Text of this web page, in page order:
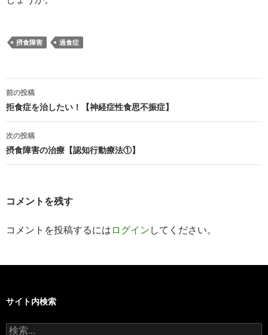
摂食障害 過食症
投
稿
ナ
ビ
ゲ
ョ
前の投稿
拒食症を治したい！【神経症性食思不振症】
次の投稿
摂食障害の治療【認知行動療法①】
コメントを残す
コメントを投稿するには ログイン してください。
サイト内検索
検